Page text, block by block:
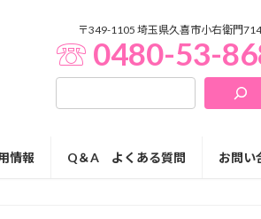
〒349-1105 埼玉県久喜市小右衛門
☏ 0480-53-
情報 Q＆A よくある質問 お問い